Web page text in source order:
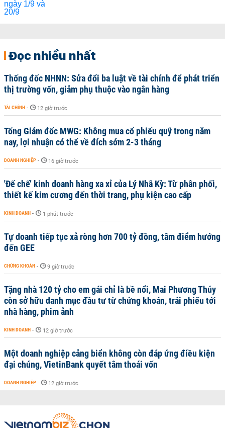
Đọc nhiều nhất
Thống đốc NHNN: Sửa đổi ba luật về tài chính để phát triển
thị trường vốn, giảm phụ thuộc vào ngân hàng
TÀI CHÍNH - 12 giờ trước
Tổng Giám đốc MWG: Không mua cổ phiếu quỹ trong năm
nay, lợi nhuận có thể về đích sớm 2-3 tháng
DOANH NGHIỆP - 16 giờ trước
'Đế chế’ kinh doanh hàng xa xỉ của Lý Nhã Kỳ: Từ phân phối,
thiết kế kim cương đến thời trang, phụ kiện cao cấp
KINH DOANH - 1 phút trước
Tự doanh tiếp tục xả ròng hơn 700 tỷ đồng, tâm điểm hướng
đến GEE
CHỨNG KHOÁN - 9 giờ trước
Tặng nhà 120 tỷ cho em gái chỉ là bề nổi, Mai Phương Thúy
còn sở hữu danh mục đầu tư từ chứng khoán, trái phiếu tới
nhà hàng, phim ảnh
KINH DOANH - 12 giờ trước
Một doanh nghiệp cảng biển không còn đáp ứng điều kiện
đại chúng, VietinBank quyết tâm thoái vốn
DOANH NGHIỆP - 12 giờ trước